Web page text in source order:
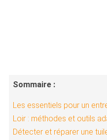
Sommaire :
Les essentiels pour un
Loir : méthodes et outils
Détecter et réparer une